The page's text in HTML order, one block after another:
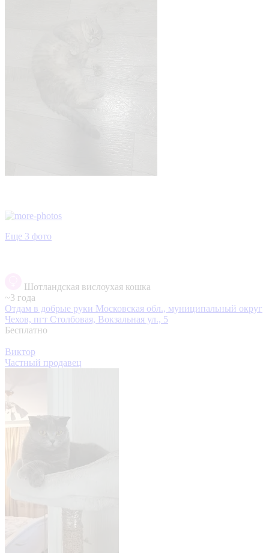
Еще 3 фото
Шотландская вислоухая кошка
~3 года
Отдам в добрые руки Московская обл., муниципальный округ
Чехов, пгт Столбовая, Вокзальная ул., 5
Бесплатно
Виктор
Частный продавец